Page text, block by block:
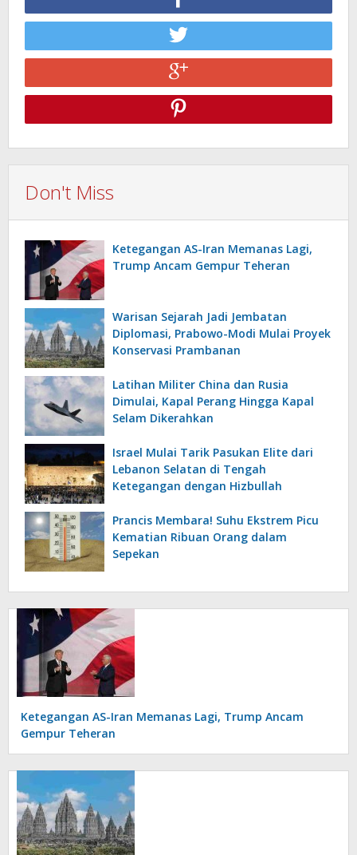
Don't Miss
Ketegangan AS-Iran Memanas Lagi,
Trump Ancam Gempur Teheran
Warisan Sejarah Jadi Jembatan
Diplomasi, Prabowo-Modi Mulai Proyek
Konservasi Prambanan
Latihan Militer China dan Rusia
Dimulai, Kapal Perang Hingga Kapal
Selam Dikerahkan
Israel Mulai Tarik Pasukan Elite dari
Lebanon Selatan di Tengah
Ketegangan dengan Hizbullah
Prancis Membara! Suhu Ekstrem Picu
Kematian Ribuan Orang dalam
Sepekan
Ketegangan AS-Iran Memanas Lagi, Trump Ancam
Gempur Teheran